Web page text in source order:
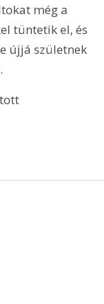
még a
tüntetik el, és
újjá születnek